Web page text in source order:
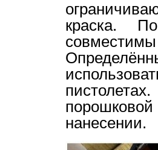
краска.
нанесении.